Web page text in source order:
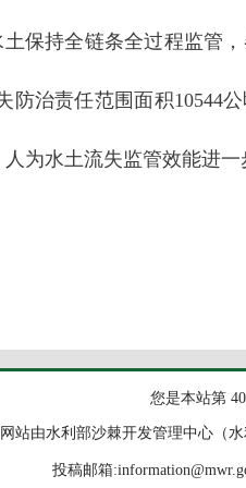
保持全链条全过程监管
防治责任范围面积10544
为水土流失监管效能进一
您是本站第
站由水利部沙棘开发管理中心（
投稿邮箱